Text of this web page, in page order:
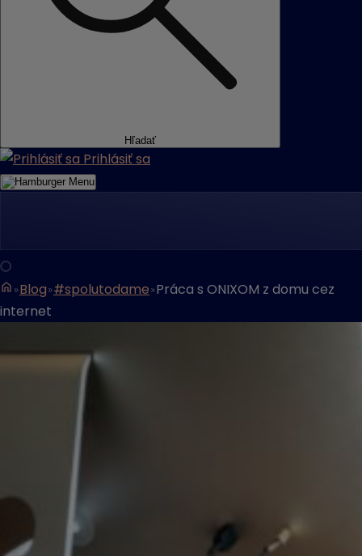
Hľadať
Prihlásiť sa
Menu
Blog #spolutodame Práca s ONIXOM z domu cez
internet